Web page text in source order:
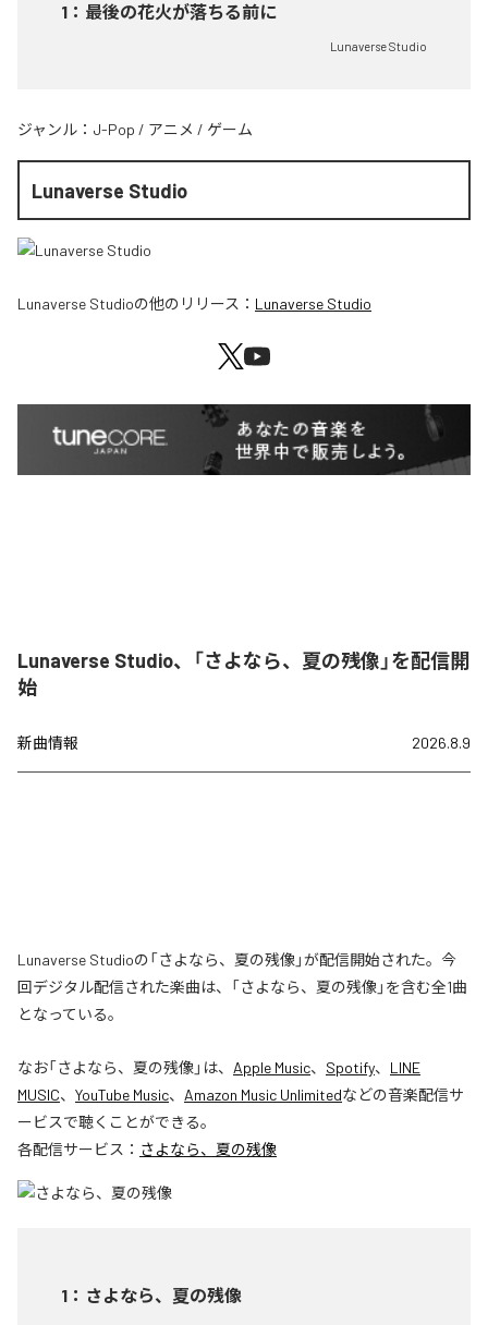
1 ： 最後の花火が落ちる前に
Lunaverse Studio
ジャンル： J-Pop / アニメ / ゲーム
Lunaverse Studio
Lunaverse Studioの他のリリース： Lunaverse Studio
Lunaverse Studio、「さよなら、夏の残像」を配信開
始
新曲情報 2026.8.9
Lunaverse Studioの「さよなら、夏の残像」が配信開始された。今
回デジタル配信された楽曲は、「さよなら、夏の残像」を含む全1曲
となっている。
なお「さよなら、夏の残像」は、 Apple Music、 Spotify、 LINE
MUSIC、 YouTube Music、 Amazon Music Unlimitedなどの音楽配信サ
ービスで聴くことができる。
各配信サービス： さよなら、夏の残像
1 ： さよなら、夏の残像